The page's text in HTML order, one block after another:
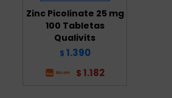
Zinc Picolinate 25 mg
100 Tabletas
Qualivits
$ 1.390
$ 1.182